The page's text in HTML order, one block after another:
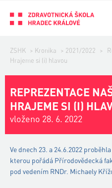
ZSHK > Kronika > 2021/2022 >
Hrajeme si (i) hlavou
REPREZENTACE
HRAJEME SI (I)
vloženo 28. 6. 2022
Ve dnech 23. a 24.6.2022
kterou pořádá Přírodovědecká
pod vedením RNDr. Michaely